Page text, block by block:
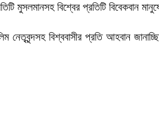
মুসলমানসহ বিশ্বের প্রতিটি বিবেকবান
বিশ্ববাসীর প্রতি আহবান